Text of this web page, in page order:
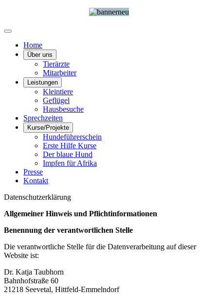
Home
Über uns
Tierärzte
Mitarbeiter
Leistungen
Kleintiere
Geflügel
Hausbesuche
Sprechzeiten
Kurse/Projekte
Hundeführerschein
Erste Hilfe Kurse
Der blaue Hund
Impfen für Afrika
Presse
Kontakt
Datenschutzerklärung
Allgemeiner Hinweis und Pflichtinformationen
Benennung der verantwortlichen Stelle
Die verantwortliche Stelle für die Datenverarbeitung auf dieser
Website ist:
Dr. Katja Taubhorn
Bahnhofstraße 60
21218 Seevetal, Hittfeld-Emmelndorf